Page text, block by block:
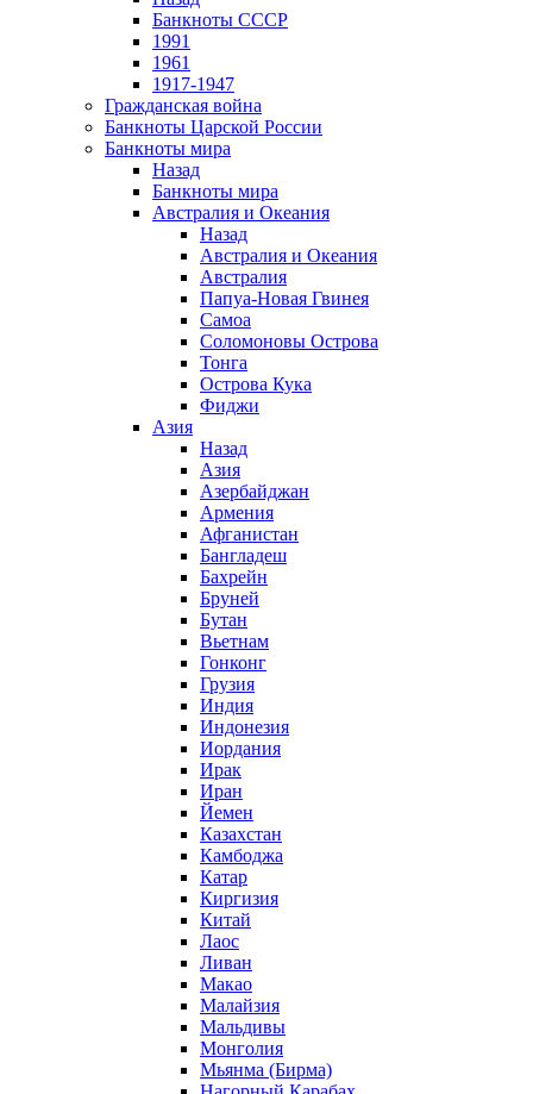
Банкноты СССР
1991
1961
1917-1947
Гражданская война
Банкноты Царской России
Банкноты мира
Назад
Банкноты мира
Австралия и Океания
Назад
Австралия и Океания
Австралия
Папуа-Новая Гвинея
Самоа
Соломоновы Острова
Тонга
Острова Кука
Фиджи
Азия
Назад
Азия
Азербайджан
Армения
Афганистан
Бангладеш
Бахрейн
Бруней
Бутан
Вьетнам
Гонконг
Грузия
Индия
Индонезия
Иордания
Ирак
Иран
Йемен
Казахстан
Камбоджа
Катар
Киргизия
Китай
Лаос
Ливан
Макао
Малайзия
Мальдивы
Монголия
Мьянма (Бирма)